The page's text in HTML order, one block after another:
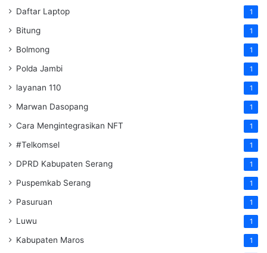
Daftar Laptop 1
Bitung 1
Bolmong 1
Polda Jambi 1
layanan 110 1
Marwan Dasopang 1
Cara Mengintegrasikan NFT 1
#Telkomsel 1
DPRD Kabupaten Serang 1
Puspemkab Serang 1
Pasuruan 1
Luwu 1
Kabupaten Maros 1